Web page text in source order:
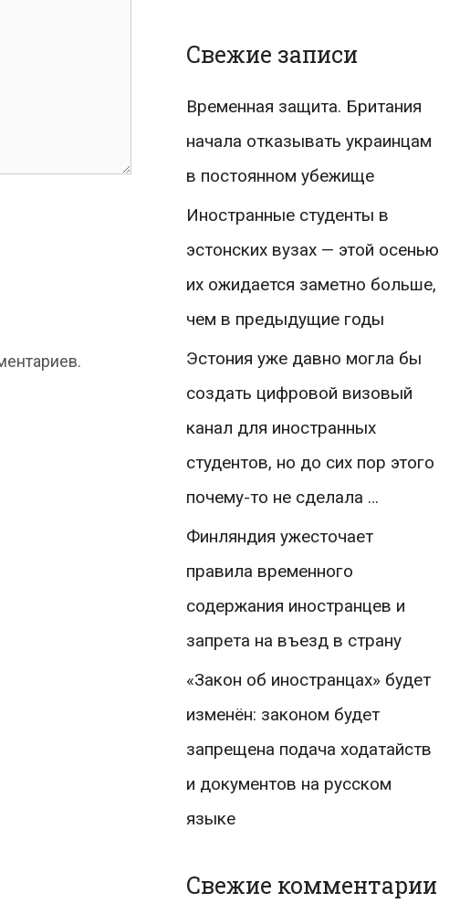
Свежие записи
Временная защита. Британия
начала отказывать украинцам
в постоянном убежище
Иностранные студенты в
эстонских вузах — этой осенью
их ожидается заметно больше,
чем в предыдущие годы
Эстония уже давно могла бы
создать цифровой визовый
канал для иностранных
студентов, но до сих пор этого
почему-то не сделала …
Финляндия ужесточает
правила временного
содержания иностранцев и
запрета на въезд в страну
«Закон об иностранцах» будет
изменён: законом будет
запрещена подача ходатайств
и документов на русском
языке
Свежие комментарии